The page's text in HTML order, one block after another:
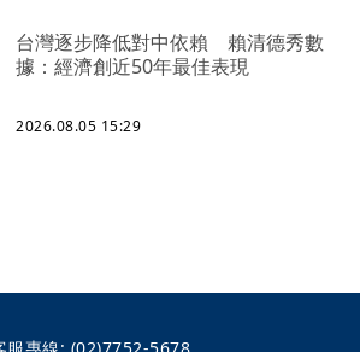
台灣逐步降低對中依賴 賴清德秀數
據：經濟創近50年最佳表現
2026.08.05 15:29